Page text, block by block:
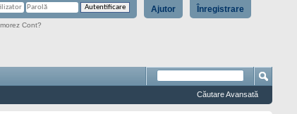
Înregistrare
Ajutor
Cont?
Căutare Avansată